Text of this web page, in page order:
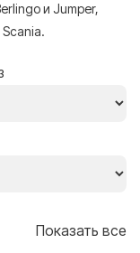
и Jumper,
Показать все